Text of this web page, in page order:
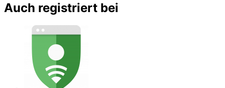
Auch registriert bei